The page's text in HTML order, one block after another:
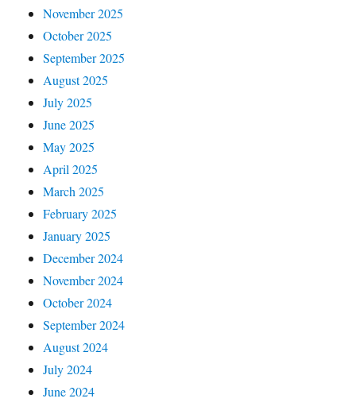
November 2025
October 2025
September 2025
August 2025
July 2025
June 2025
May 2025
April 2025
March 2025
February 2025
January 2025
December 2024
November 2024
October 2024
September 2024
August 2024
July 2024
June 2024